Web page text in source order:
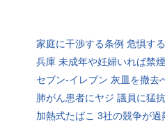
家庭に干渉する条例 危惧す
兵庫 未成年や妊婦いれば禁
セブン-イレブン 灰皿を撤去
肺がん患者にヤジ 議員に猛
加熱式たばこ 3社の競争が過